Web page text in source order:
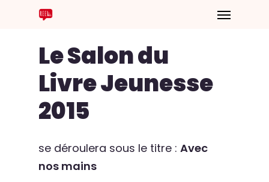
Le Salon du
Livre Jeunesse
2015
se déroulera sous le titre :Avec
nos mains